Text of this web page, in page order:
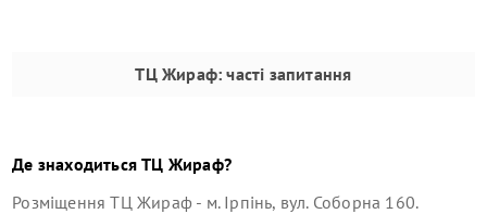
ТЦ Жираф: часті запитання
Де знаходитьсяТЦ Жираф?
РозміщенняТЦ Жираф - м. Ірпінь, вул. Соборна 160.